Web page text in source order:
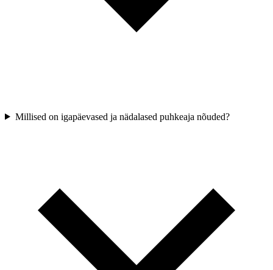
Millised on igapäevased ja nädalased puhkeaja nõuded?